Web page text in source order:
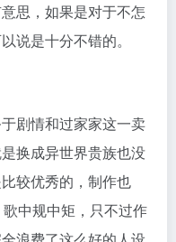
思，如果是对于不怎
说是十分不错的。
剧情和过家家这一卖
换成异世界贵族也没
较优秀的，制作也
中规中矩，只不过作